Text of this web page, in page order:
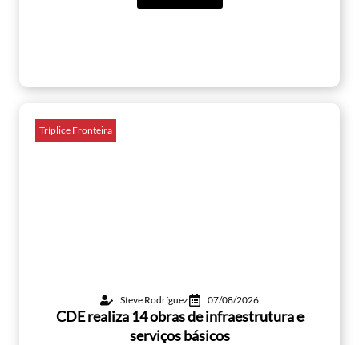
Tríplice Fronteira
Steve Rodríguez 07/08/2026
CDE realiza 14 obras de infraestrutura e
serviços básicos